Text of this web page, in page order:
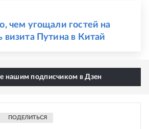
чем угощали гостей на
визита Путина в Китай
нашим подписчиком в Дзен
ПОДЕЛИТЬСЯ